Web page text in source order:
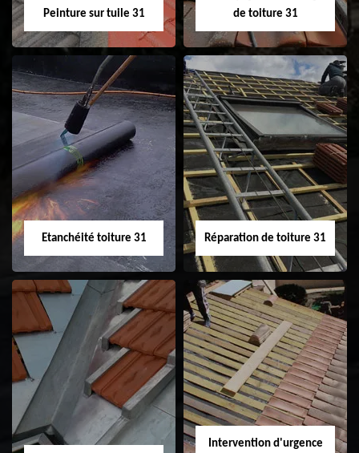
Peinture sur tuile 31
Peinture sur tuile
31
de toiture 31
Nettoyage
demoussage de
toiture 31
Etanchéité toiture 31
Etanchéité toiture
31
Réparation de toiture 31
Réparation de
toiture 31
Intervention d'urgence